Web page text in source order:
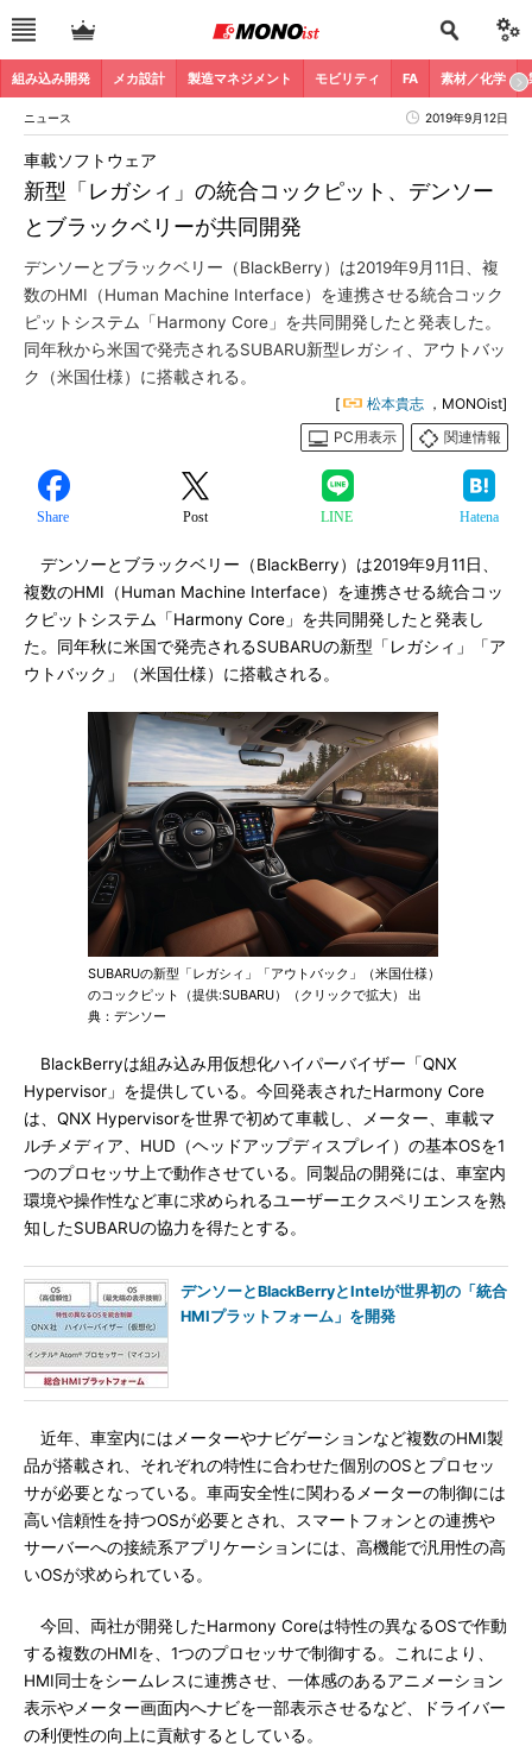
組み込み開発 メカ設計 製造マネジメント モビリティ FA 素材／化学
ニュース 2019年9月12日
新型「レガシィ」の統合コックピット、デンソー
とブラックベリーが共同開発
車載ソフトウェア
デンソーとブラックベリー（BlackBerry）は2019年9月11日、複
数のHMI（Human Machine Interface）を連携させる統合コック
ピットシステム「Harmony Core」を共同開発したと発表した。
同年秋から米国で発売されるSUBARU新型レガシィ、アウトバッ
ク（米国仕様）に搭載される。
[ 松本貴志 ，MONOist]
PC用表示
関連情報
Share Post LINE Hatena
デンソーとブラックベリー（BlackBerry）は2019年9月11日、
複数のHMI（Human Machine Interface）を連携させる統合コッ
クピットシステム「Harmony Core」を共同開発したと発表し
た。同年秋に米国で発売されるSUBARUの新型「レガシィ」「ア
ウトバック」（米国仕様）に搭載される。
SUBARUの新型「レガシィ」「アウトバック」（米国仕様）
のコックピット（提供:SUBARU）（クリックで拡大） 出
典：デンソー
BlackBerryは組み込み用仮想化ハイパーバイザー「QNX
Hypervisor」を提供している。今回発表されたHarmony Core
は、QNX Hypervisorを世界で初めて車載し、メーター、車載マ
ルチメディア、HUD（ヘッドアップディスプレイ）の基本OSを1
つのプロセッサ上で動作させている。同製品の開発には、車室内
環境や操作性など車に求められるユーザーエクスペリエンスを熟
知したSUBARUの協力を得たとする。
デンソーとBlackBerryとIntelが世界初の「統合
HMIプラットフォーム」を開発
近年、車室内にはメーターやナビゲーションなど複数のHMI製
品が搭載され、それぞれの特性に合わせた個別のOSとプロセッ
サが必要となっている。車両安全性に関わるメーターの制御には
高い信頼性を持つOSが必要とされ、スマートフォンとの連携や
サーバーへの接続系アプリケーションには、高機能で汎用性の高
いOSが求められている。
今回、両社が開発したHarmony Coreは特性の異なるOSで作動
する複数のHMIを、1つのプロセッサで制御する。これにより、
HMI同士をシームレスに連携させ、一体感のあるアニメーション
表示やメーター画面内へナビを一部表示させるなど、ドライバー
の利便性の向上に貢献するとしている。